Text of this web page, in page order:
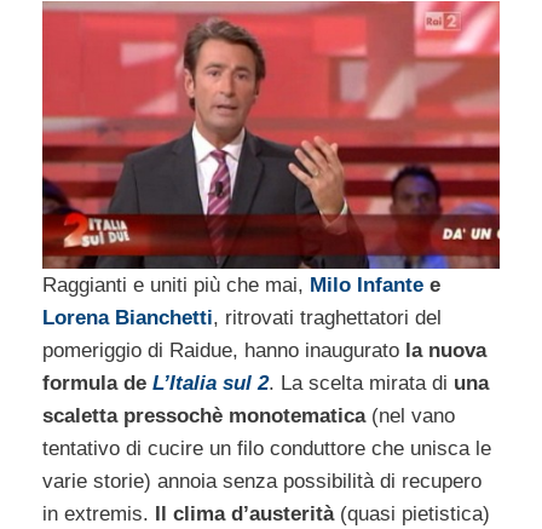
Raggianti e uniti più che mai, Milo Infante e
Lorena Bianchetti, ritrovati traghettatori del
pomeriggio di Raidue, hanno inaugurato la nuova
formula de L’Italia sul 2. La scelta mirata di una
scaletta pressochè monotematica(nel vano
tentativo di cucire un filo conduttore che unisca le
varie storie) annoia senza possibilità di recupero
in extremis. Il clima d’austerità(quasi pietistica)